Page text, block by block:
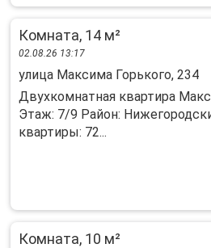
Комната, 14 м²
02.08.26 13:17
улица Максима Горького, 234
Двухкомнатная квартира
Этаж: 7/9 Район:
квартиры: 72...
Комната, 10 м²